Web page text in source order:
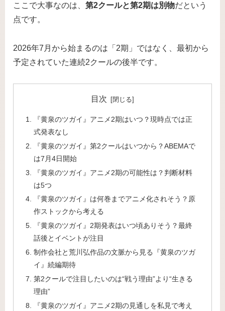
ここで大事なのは、 第2クールと第2期は別物だという
点です。
2026年7月から始まるのは「2期」ではなく、最初から
予定されていた連続2クールの後半です。
目次
『黄泉のツガイ』アニメ2期はいつ？現時点では正
式発表なし
『黄泉のツガイ』第2クールはいつから？ABEMAで
は7月4日開始
『黄泉のツガイ』アニメ2期の可能性は？判断材料
は5つ
『黄泉のツガイ』は何巻までアニメ化されそう？原
作ストックから考える
『黄泉のツガイ』2期発表はいつ頃ありそう？最終
話後とイベントが注目
制作会社と荒川弘作品の文脈から見る『黄泉のツガ
イ』続編期待
第2クールで注目したいのは“戦う理由”より“生きる
理由”
『黄泉のツガイ』アニメ2期の見通しを私見で考え